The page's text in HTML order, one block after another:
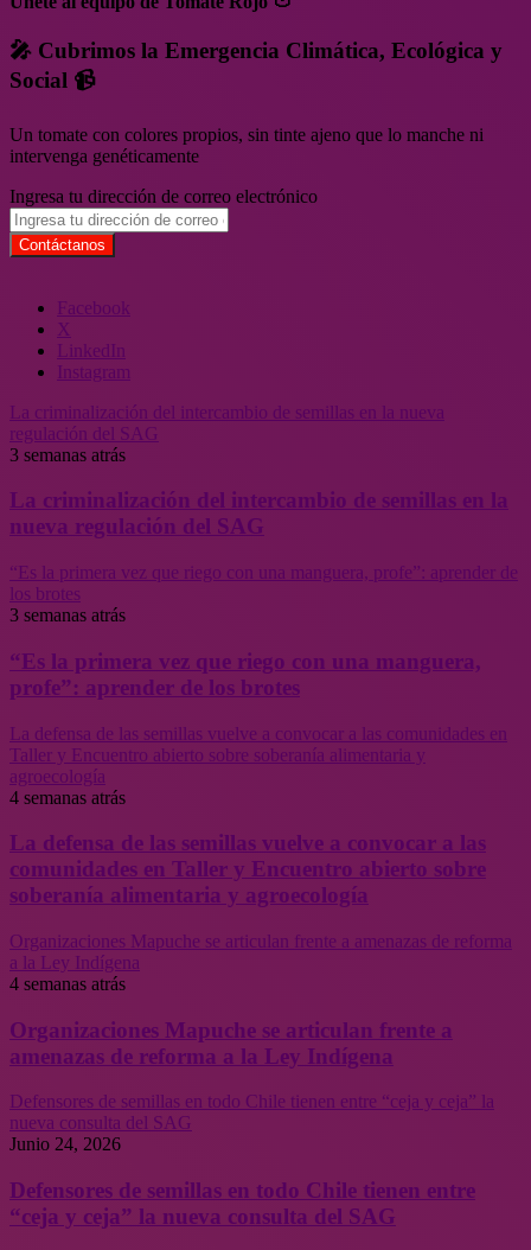
🎤 Cubrimos la Emergencia Climática, Ecológica y
Social 📹
Un tomate con colores propios, sin tinte ajeno que lo manche ni
intervenga genéticamente
Ingresa tu dirección de correo electrónico
Facebook
X
LinkedIn
Instagram
La criminalización del intercambio de semillas en la nueva
regulación del SAG
3 semanas atrás
La criminalización del intercambio de semillas en la
nueva regulación del SAG
“Es la primera vez que riego con una manguera, profe”: aprender de
los brotes
3 semanas atrás
“Es la primera vez que riego con una manguera,
profe”: aprender de los brotes
La defensa de las semillas vuelve a convocar a las comunidades en
Taller y Encuentro abierto sobre soberanía alimentaria y
agroecología
4 semanas atrás
La defensa de las semillas vuelve a convocar a las
comunidades en Taller y Encuentro abierto sobre
soberanía alimentaria y agroecología
Organizaciones Mapuche se articulan frente a amenazas de reforma
a la Ley Indígena
4 semanas atrás
Organizaciones Mapuche se articulan frente a
amenazas de reforma a la Ley Indígena
Defensores de semillas en todo Chile tienen entre “ceja y ceja” la
nueva consulta del SAG
Junio 24, 2026
Defensores de semillas en todo Chile tienen entre
“ceja y ceja” la nueva consulta del SAG